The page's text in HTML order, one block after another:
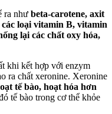
ra như beta-carotene, axit
loại vitamin B, vitamin
lại các chất oxy hóa,
khi kết hợp với enzym
ra chất xeronine. Xeronine
tế bào, hoạt hóa hơn
tế bào trong cơ thể khỏe